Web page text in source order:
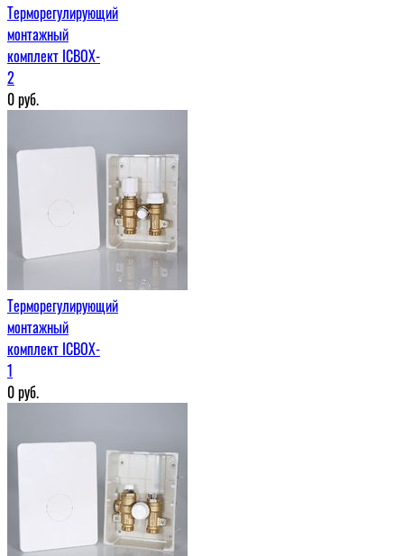
Терморегулирующий
монтажный
комплект ICBOX-
2
0руб.
Терморегулирующий
монтажный
комплект ICBOX-
1
0руб.